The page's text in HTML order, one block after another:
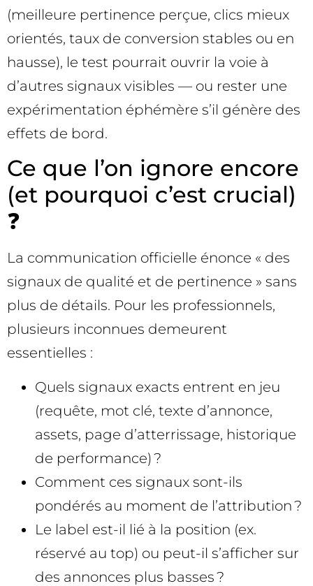
(meilleure pertinence perçue, clics mieux
orientés, taux de conversion stables ou en
hausse), le test pourrait ouvrir la voie à
d’autres signaux visibles — ou rester une
expérimentation éphémère s’il génère des
effets de bord.
Ce que l’on ignore encore
(et pourquoi c’est crucial)
❓
La communication officielle énonce « des
signaux de qualité et de pertinence » sans
plus de détails. Pour les professionnels,
plusieurs inconnues demeurent
essentielles :
Quels signaux exacts entrent en jeu
(requête, mot clé, texte d’annonce,
assets, page d’atterrissage, historique
de performance) ?
Comment ces signaux sont-ils
pondérés au moment de l’attribution ?
Le label est-il lié à la position (ex.
réservé au top) ou peut-il s’afficher sur
des annonces plus basses ?